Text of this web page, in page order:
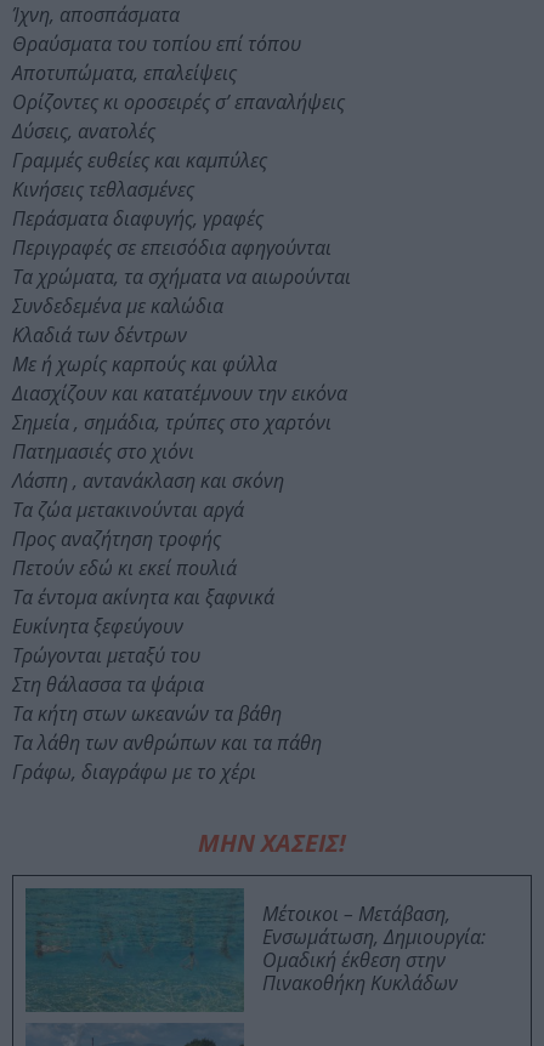
Ίχνη, αποσπάσματα
Θραύσματα του τοπίου επί τόπου
Αποτυπώματα, επαλείψεις
Ορίζοντες κι οροσειρές σ’ επαναλήψεις
Δύσεις, ανατολές
Γραμμές ευθείες και καμπύλες
Κινήσεις τεθλασμένες
Περάσματα διαφυγής, γραφές
Περιγραφές σε επεισόδια αφηγούνται
Τα χρώματα, τα σχήματα να αιωρούνται
Συνδεδεμένα με καλώδια
Κλαδιά των δέντρων
Με ή χωρίς καρπούς και φύλλα
Διασχίζουν και κατατέμνουν την εικόνα
Σημεία , σημάδια, τρύπες στο χαρτόνι
Πατημασιές στο χιόνι
Λάσπη , αντανάκλαση και σκόνη
Τα ζώα μετακινούνται αργά
Προς αναζήτηση τροφής
Πετούν εδώ κι εκεί πουλιά
Τα έντομα ακίνητα και ξαφνικά
Ευκίνητα ξεφεύγουν
Τρώγονται μεταξύ του
Στη θάλασσα τα ψάρια
Τα κήτη στων ωκεανών τα βάθη
Τα λάθη των ανθρώπων και τα πάθη
Γράφω, διαγράφω με το χέρι
ΜΗΝ ΧΑΣΕΙΣ!
Μέτοικοι – Μετάβαση,
Ενσωμάτωση, Δημιουργία:
Ομαδική έκθεση στην
Πινακοθήκη Κυκλάδων